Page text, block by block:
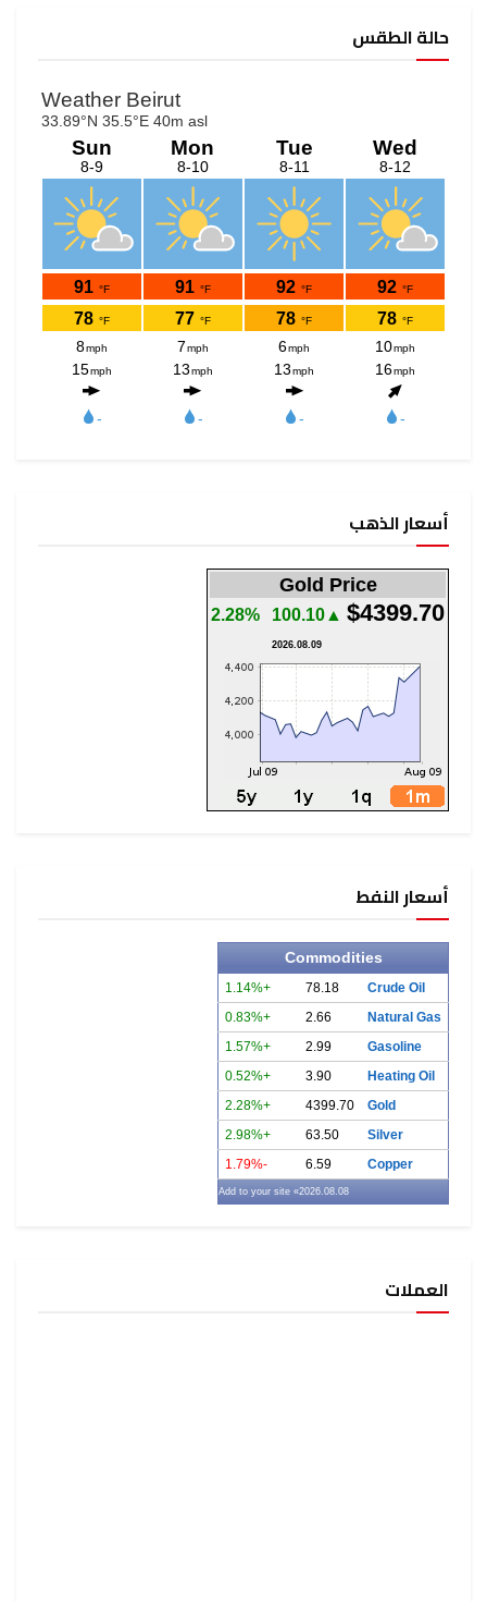
حالة الطقس
أسعار الذهب
Gold Price
$4399.70
▲100.10
2.28%
2026.08.09
أسعار النفط
Commodities
Crude Oil
78.18
+1.14%
Natural Gas
2.66
+0.83%
Gasoline
2.99
+1.57%
Heating Oil
3.90
+0.52%
Gold
4399.70
+2.28%
Silver
63.50
+2.98%
Copper
6.59
-1.79%
2026.08.08
» Add to your site
العملات